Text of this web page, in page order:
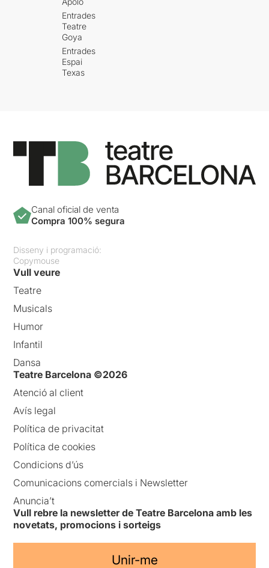
Entrades
Teatre
Goya
Entrades
Espai
Texas
Canal oficial de venta
Compra 100% segura
Disseny i programació:
Copymouse
Vull veure
Teatre
Musicals
Humor
Infantil
Dansa
Teatre Barcelona ©2026
Atenció al client
Avís legal
Política de privacitat
Política de cookies
Condicions d’ús
Comunicacions comercials i Newsletter
Anuncia’t
Vull rebre la newsletter de Teatre Barcelona amb les
novetats, promocions i sorteigs
Unir-me